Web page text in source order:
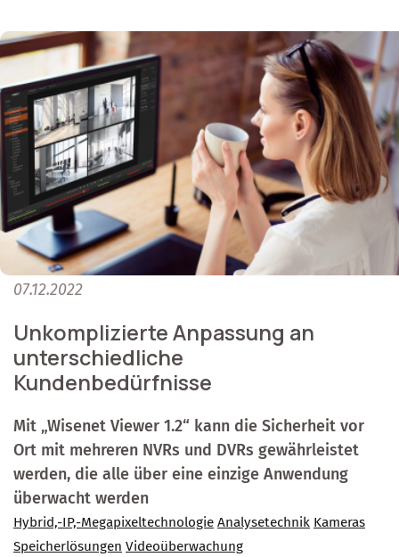
07.12.2022
Unkomplizierte Anpassung an
unterschiedliche
Kundenbedürfnisse
Mit „Wisenet Viewer 1.2“ kann die Sicherheit vor
Ort mit mehreren NVRs und DVRs gewährleistet
werden, die alle über eine einzige Anwendung
überwacht werden
Hybrid,-IP,-Megapixeltechnologie Analysetechnik Kameras
Speicherlösungen Videoüberwachung